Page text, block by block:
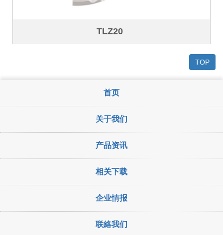
TLZ20
TOP
首页
关于我们
产品资讯
相关下载
企业情报
联絡我们